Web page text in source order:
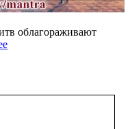
облагораживают